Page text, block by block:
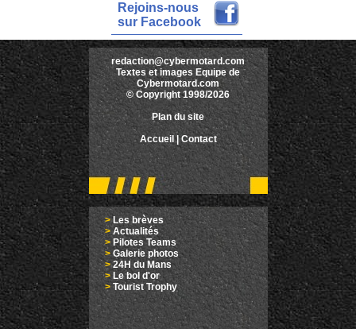
Rejoins-nous
sur Facebook
redaction@cybermotard.com
Textes et images Equipe de
Cybermotard.com
© Copyright 1998/2026
Plan du site
Accueil |Contact
>Les brèves
> Actualités
> Pilotes Teams
>Galerie photos
>24H du Mans
>Le bol d'or
> Tourist Trophy